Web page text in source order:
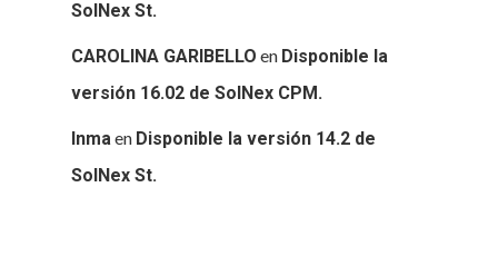
SolNex St.
CAROLINA GARIBELLO en Disponible la
versión 16.02 de SolNex CPM.
Inmaen Disponible la versión 14.2 de
SolNex St.